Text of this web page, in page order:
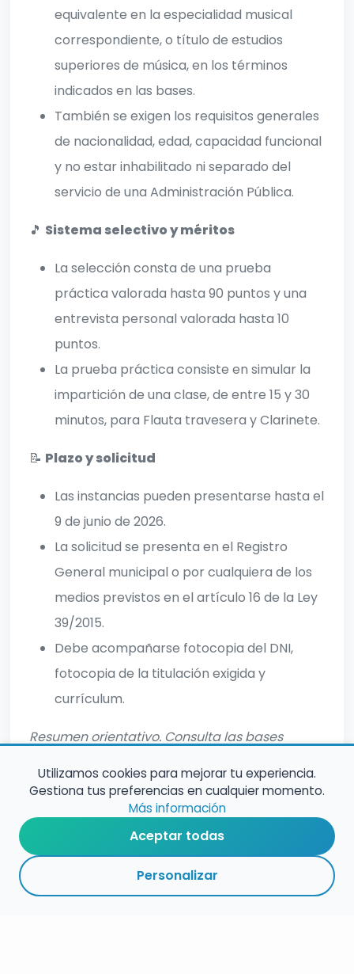
equivalente en la especialidad musical
correspondiente, o título de estudios
superiores de música, en los términos
indicados en las bases.
También se exigen los requisitos generales
de nacionalidad, edad, capacidad funcional
y no estar inhabilitado ni separado del
servicio de una Administración Pública.
🎵 Sistema selectivo y méritos
La selección consta de una prueba
práctica valorada hasta 90 puntos y una
entrevista personal valorada hasta 10
puntos.
La prueba práctica consiste en simular la
impartición de una clase, de entre 15 y 30
minutos, para Flauta travesera y Clarinete.
📝 Plazo y solicitud
Las instancias pueden presentarse hasta el
9 de junio de 2026.
La solicitud se presenta en el Registro
General municipal o por cualquiera de los
medios previstos en el artículo 16 de la Ley
39/2015.
Debe acompañarse fotocopia del DNI,
fotocopia de la titulación exigida y
currículum.
Resumen orientativo. Consulta las bases
RESUMEN PLAZOS ESPECIALIDADES ENLACES SEGUIR
Utilizamos cookies para mejorar tu experiencia.
Gestiona tus preferencias en cualquier momento.
Más información
Aceptar todas
Personalizar